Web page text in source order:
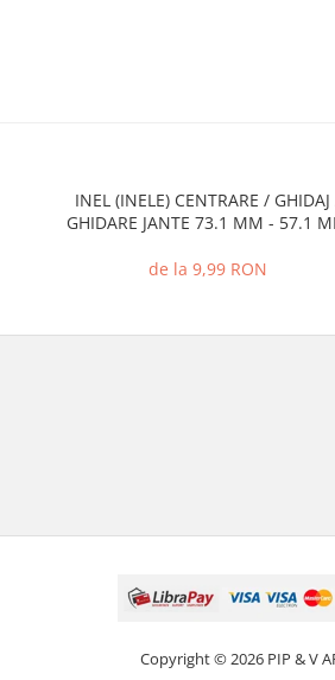
INEL (INELE) CENTRARE /
GHIDARE JANTE 73.1 MM - 57.1
de la 9,99 RON
Copyright © 2026 PIP & V